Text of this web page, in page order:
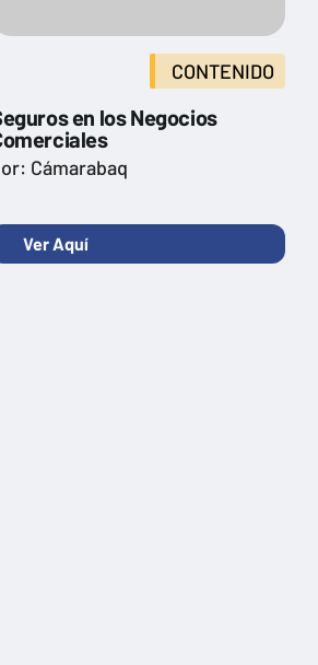
CONTENIDO
en los Negocios
Cámarabaq
Ver Aquí